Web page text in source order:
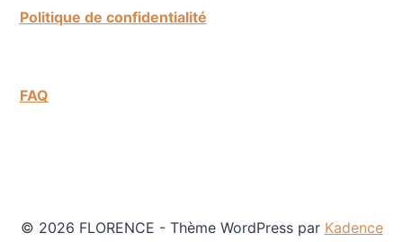
Politique de confidentialité
FAQ
© 2026 FLORENCE - Thème WordPress par Kadence